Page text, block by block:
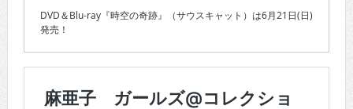
DVD＆Blu-ray『時空の奇跡』（サウスキャット）は6月21日(日)
発売！